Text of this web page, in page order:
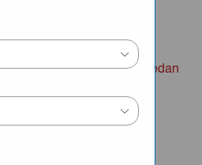
disponible porque no quedan